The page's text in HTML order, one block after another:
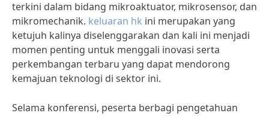
terkini dalam bidang mikroaktuator, mikrosensor, dan
mikromechanik. keluaran hk ini merupakan yang
ketujuh kalinya diselenggarakan dan kali ini menjadi
momen penting untuk menggali inovasi serta
perkembangan terbaru yang dapat mendorong
kemajuan teknologi di sektor ini.
Selama konferensi, peserta berbagi pengetahuan